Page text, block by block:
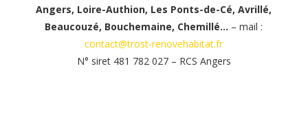
Angers, Loire-Authion, Les Ponts-de-Cé, Avrillé,
Beaucouzé, Bouchemaine, Chemillé… – mail :
contact@trost-renovehabitat.fr
N° siret 481 782 027 – RCS Angers